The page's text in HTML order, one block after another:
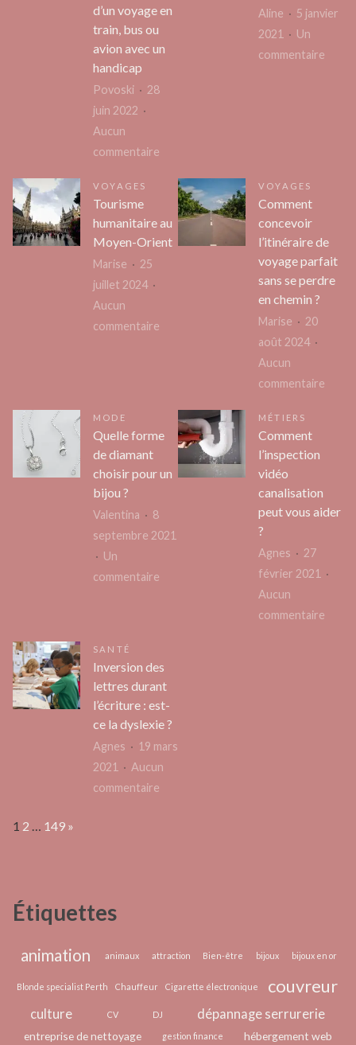
d’un voyage en
train, bus ou
avion avec un
handicap
Povoski
28
juin 2022
Aucun
commentaire
bons
réflexes
avion
avec
handicap
Aline
5 janvier
2021
Un
commentaire
VOYAGES
Tourisme
humanitaire au
Moyen-Orient
Marise
25
juillet 2024
Aucun
commentaire
Moyen-
Orient
VOYAGES
Comment
concevoir
l’itinéraire de
voyage parfait
sans se perdre
en chemin ?
Marise
20
août 2024
Aucun
commentaire
MODE
Quelle forme
de diamant
choisir pour un
bijou ?
Valentina
8
septembre 2021
Un
commentaire
choisir
pour
un
bijou ?
MÉTIERS
Comment
l’inspection
vidéo
canalisation
peut vous aider
?
Agnes
27
février 2021
Aucun
commentaire
SANTÉ
Inversion des
lettres durant
l’écriture : est-
ce la dyslexie ?
Agnes
19 mars
2021
Aucun
commentaire
ce
dyslexie
?
Page:
1 2 … 149 Next
»
Étiquettes
animation animaux attraction Bien-être bijoux bijoux en or
Blonde specialist Perth Chauffeur Cigarette électronique couvreur
culture CV DJ dépannage serrurerie
entreprise de nettoyage gestion finance hébergement web